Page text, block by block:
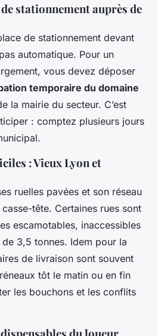
stationnement auprès de
de stationnement devant
automatique. Pour un
vous devez déposer
temporaire du domaine
la mairie du secteur. C’est
: comptez plusieurs jours
: Vieux Lyon et
ruelles pavées et son réseau
tête. Certaines rues sont
escamotables, inaccessibles
3,5 tonnes. Idem pour la
de livraison sont souvent
tôt le matin ou en fin
les bouchons et les conflits